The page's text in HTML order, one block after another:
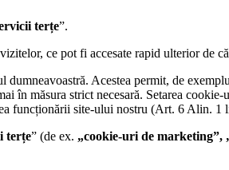
terțe”.
ce pot fi accesate rapid ulterior de
Acestea permit, de
în măsura strict necesară. Setarea cookie-
funcționării site-ului nostru (Art. 6 Alin. 1
terțe” (de ex. „cookie-uri de marketing”,